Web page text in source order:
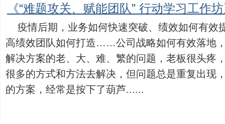
《“难题攻关、赋能团队” 行动学习工作
疫情后期，业务如何快速突破、绩效如何有效
高绩效团队如何打造……公司战略如何有效落地
解决方案的老、大、难、繁的问题，老板很头疼
很多的方式和方法去解决，但问题总是重复出现
的方案，经常是按下了葫芦......